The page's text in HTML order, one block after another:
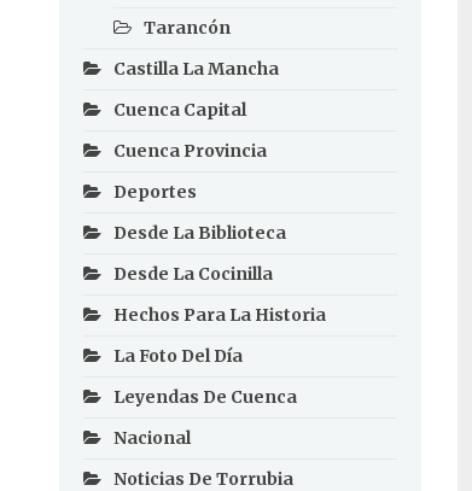
Tarancón
Castilla La Mancha
Cuenca Capital
Cuenca Provincia
Deportes
Desde La Biblioteca
Desde La Cocinilla
Hechos Para La Historia
La Foto Del Día
Leyendas De Cuenca
Nacional
Noticias De Torrubia